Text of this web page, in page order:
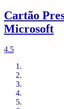
Cartão
Microsoft
4.5